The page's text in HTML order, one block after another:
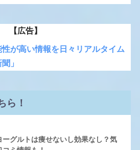
【広告】
が高い情報を日々リアルタイム
」
ら！
ーグルトは痩せないし効果なし？気